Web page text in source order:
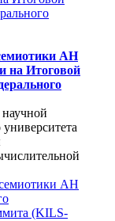
АН
на Итоговой